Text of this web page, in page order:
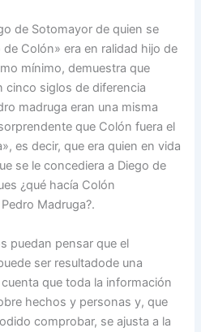
de Sotomayor de quien se
Colón» era en ralidad hijo de
mínimo, demuestra que
cinco siglos de diferencia
madruga eran una misma
que Colón fuera el
es decir, que era quien en vida
se le concediera a Diego de
¿qué hacía Colón
Madruga?.
puedan pensar que el
ser resultadode una
que toda la información
hechos y personas y, que
comprobar, se ajusta a la